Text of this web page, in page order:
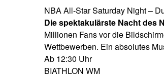
NBA All-Star Saturday Night –
Die spektakulärste Nacht des
Millionen Fans vor die
Wettbewerben. Ein absolutes
Ab 12:30 Uhr
BIATHLON WM